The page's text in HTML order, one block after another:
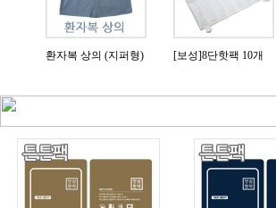
환자복 상의 (지퍼형) [보성]8단핫팩 10개